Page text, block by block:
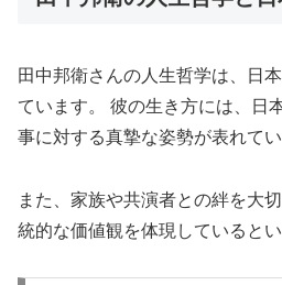
田中邦衛さんの人生哲学は、日
ています。 彼の生き方には、日
事に対する真摯な姿勢が表れてい
また、家族や共演者との絆を大
統的な価値観を体現しているとい